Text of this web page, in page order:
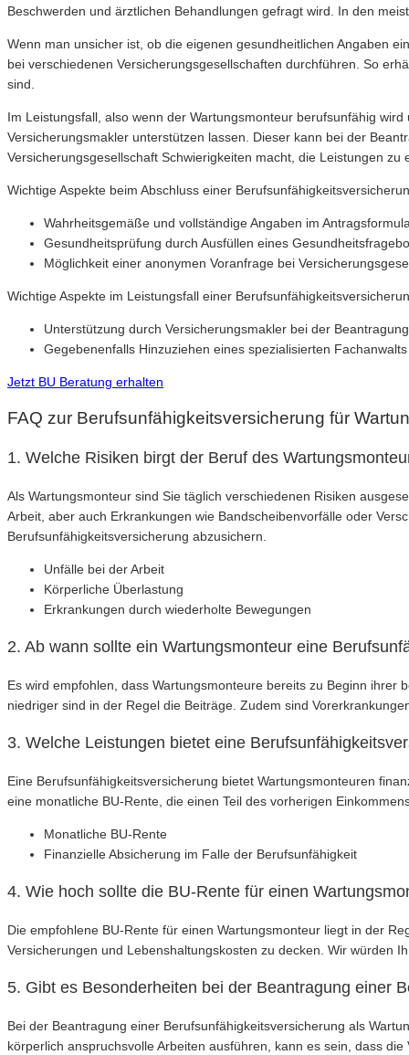
Beschwerden und ärztlichen Behandlungen gefragt wird. In den
Wenn man unsicher ist, ob die eigenen gesundheitlichen Angaben
bei verschiedenen Versicherungsgesellschaften durchführen. So
sind.
Im Leistungsfall, also wenn der Wartungsmonteur berufsunfähig
Versicherungsmakler unterstützen lassen. Dieser kann bei der
Versicherungsgesellschaft Schwierigkeiten macht, die Leistungen zu
Wichtige Aspekte beim Abschluss einer
Wahrheitsgemäße und vollständige Angaben im
Gesundheitsprüfung durch Ausfüllen eines
Möglichkeit einer anonymen Voranfrage bei
Wichtige Aspekte im Leistungsfall einer
Unterstützung durch Versicherungsmakler bei der
Gegebenenfalls Hinzuziehen eines spezialisierten
Jetzt BU Beratung erhalten
FAQ zur Berufsunfähigkeitsversicherung für
1. Welche Risiken birgt der Beruf des
Als Wartungsmonteur sind Sie täglich verschiedenen Risiken
Arbeit, aber auch Erkrankungen wie Bandscheibenvorfälle oder
Berufsunfähigkeitsversicherung abzusichern.
Unfälle bei der Arbeit
Körperliche Überlastung
Erkrankungen durch wiederholte Bewegungen
2. Ab wann sollte ein Wartungsmonteur eine
Es wird empfohlen, dass Wartungsmonteure bereits zu Beginn
niedriger sind in der Regel die Beiträge. Zudem sind
3. Welche Leistungen bietet eine
Eine Berufsunfähigkeitsversicherung bietet Wartungsmonteuren
eine monatliche BU-Rente, die einen Teil des vorherigen
Monatliche BU-Rente
Finanzielle Absicherung im Falle der Berufsunfähigkeit
4. Wie hoch sollte die BU-Rente für einen
Die empfohlene BU-Rente für einen Wartungsmonteur liegt in der
Versicherungen und Lebenshaltungskosten zu decken. Wir würden
5. Gibt es Besonderheiten bei der Beantragung einer
Bei der Beantragung einer Berufsunfähigkeitsversicherung als
körperlich anspruchsvolle Arbeiten ausführen, kann es sein, dass